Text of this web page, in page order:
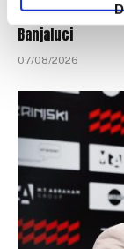
Poznato koliko
Banjaluci
07/08/2026